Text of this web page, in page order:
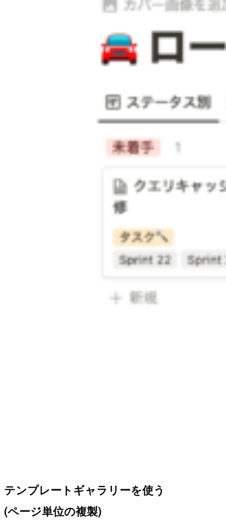
テンプレートギャラリーを使う
(ページ単位の複製)